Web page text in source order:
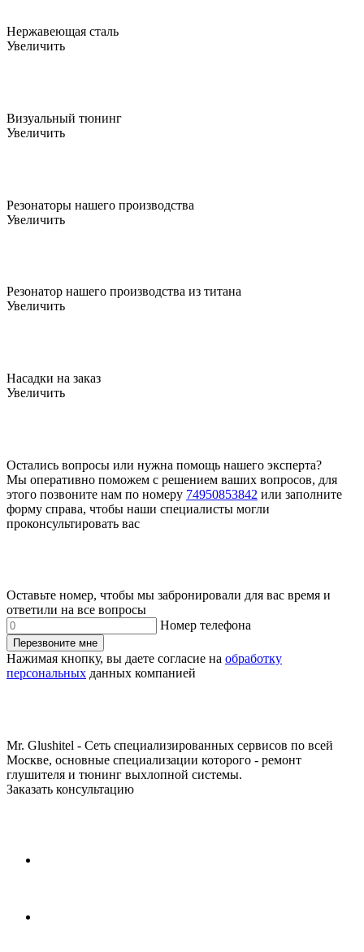
Нержавеющая сталь
Увеличить
Визуальный тюнинг
Увеличить
Резонаторы нашего производства
Увеличить
Резонатор нашего производства из титана
Увеличить
Насадки на заказ
Увеличить
Остались вопросы или нужна помощь нашего эксперта?
Мы оперативно поможем с решением ваших вопросов, для
этого позвоните нам по номеру 74950853842 или заполните
форму справа, чтобы наши специалисты могли
проконсультировать вас
Оставьте номер, чтобы мы забронировали для вас время и
ответили на все вопросы
Номер телефона
Перезвоните мне
Нажимая кнопку, вы даете согласие на обработку
персональных данных компанией
Mr. Glushitel - Сеть специализированных сервисов по всей
Москве, основные специализации которого - ремонт
глушителя и тюнинг выхлопной системы.
Заказать консультацию